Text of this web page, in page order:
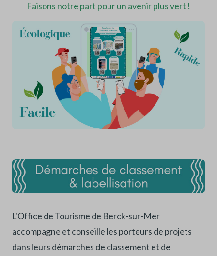
Faisons notre part pour un avenir plus vert !
L'Office de Tourisme de Berck-sur-Mer
accompagne et conseille les porteurs de projets
dans leurs démarches de classement et de